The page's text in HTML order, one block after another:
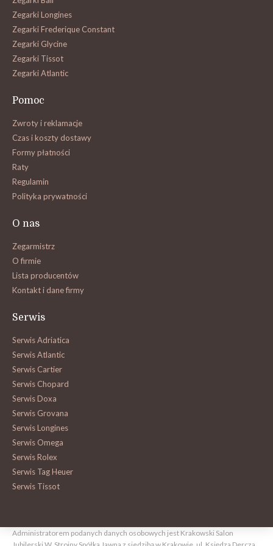
Zegarki Longines
Zegarki Frederique Constant
Zegarki Glycine
Zegarki Tissot
Zegarki Atlantic
Pomoc
Zwroty i reklamacje
Czas i koszty dostawy
Formy płatności
Raty
Regulamin
Polityka prywatności
O nas
Zegarmistrz
O firmie
Lista producentów
Kontakt i dane firmy
Serwis
Serwis Adriatica
Serwis Atlantic
Serwis Cartier
Serwis Chopard
Serwis Doxa
Serwis Grovana
Serwis Longines
Serwis Omega
Serwis Rolex
Serwis Tag Heuer
Serwis Tissot
Administratorem podanych danych osobowych jest Krakowski Salon